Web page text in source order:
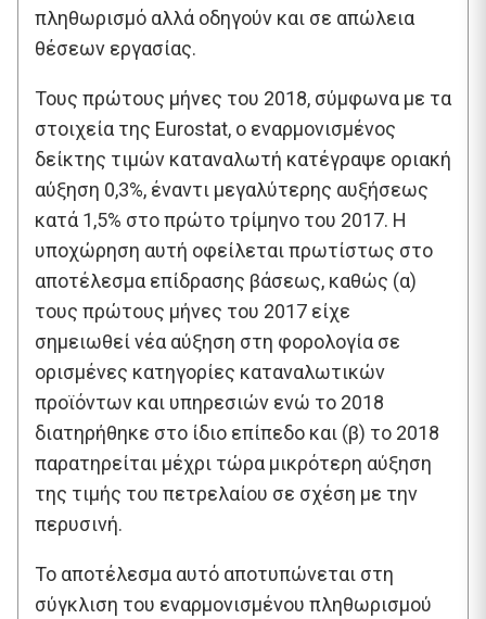
πληθωρισμό αλλά οδηγούν και σε απώλεια
θέσεων εργασίας.
Τους πρώτους μήνες του 2018, σύμφωνα με τα
στοιχεία της Eurostat, ο εναρμονισμένος
δείκτης τιμών καταναλωτή κατέγραψε οριακή
αύξηση 0,3%, έναντι μεγαλύτερης αυξήσεως
κατά 1,5% στο πρώτο τρίμηνο του 2017. Η
υποχώρηση αυτή οφείλεται πρωτίστως στο
αποτέλεσμα επίδρασης βάσεως, καθώς (α)
τους πρώτους μήνες του 2017 είχε
σημειωθεί νέα αύξηση στη φορολογία σε
ορισμένες κατηγορίες καταναλωτικών
προϊόντων και υπηρεσιών ενώ το 2018
διατηρήθηκε στο ίδιο επίπεδο και (β) το 2018
παρατηρείται μέχρι τώρα μικρότερη αύξηση
της τιμής του πετρελαίου σε σχέση με την
περυσινή.
Το αποτέλεσμα αυτό αποτυπώνεται στη
σύγκλιση του εναρμονισμένου πληθωρισμού